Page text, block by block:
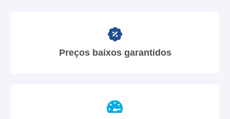
Preços baixos garantidos